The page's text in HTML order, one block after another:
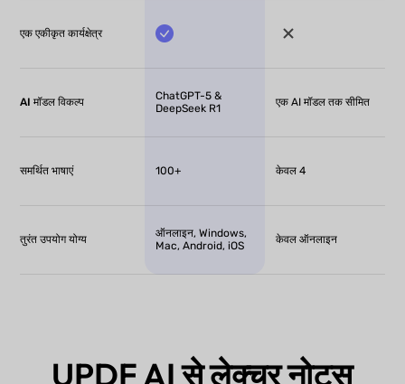
एक एकीकृत कार्यक्षेत्र
AI मॉडल विकल्प
ChatGPT-5 &
DeepSeek R1
एक AI मॉडल तक सीमित
समर्थित भाषाएं 100+ केवल 4
तुरंत उपयोग योग्य
ऑनलाइन, Windows,
Mac, Android, iOS
केवल ऑनलाइन
UPDF AI से लेक्चर नोट्स